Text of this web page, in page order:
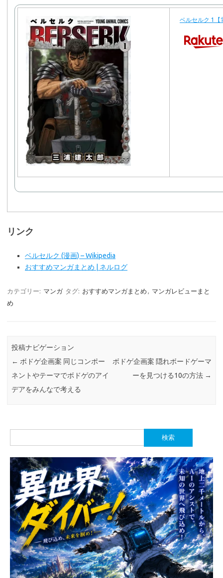
ベルセルク 1【
リンク
ベルセルク (漫画) – Wikipedia
おすすめマンガまとめ | ネルログ
カテゴリー: マンガ タグ: おすすめマンガまとめ , マンガレビューまと
め
投稿ナビゲーション
← ボドゲ企画案 同じコンポー
ネントやテーマでボドゲのアイ
デアをみんなで考える
ボドゲ企画案 隠れボードゲーマ
ーを見つける10の方法 →
索: